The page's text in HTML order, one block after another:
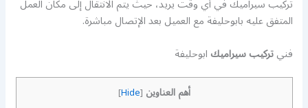
تركيب سيراميك في أي وقت يريد، حيث يتم الانتقال إلى مكان العمل
المتفق عليه بابوحليفة مع العميل بعد الإتصال مباشرة.
فنيتركيب سيراميكابوحليفة
أهم العناوين [
Hide
]